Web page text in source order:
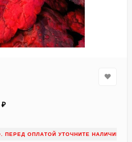
₽
ПЕРЕД ОПЛАТОЙ УТОЧНИТЕ НАЛИЧИЕ!